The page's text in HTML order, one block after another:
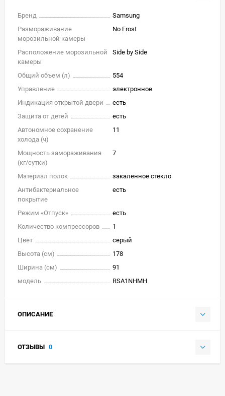
Бренд
Samsung
Размораживание
морозильной камеры
No Frost
Расположение морозильной
камеры
Side by Side
Общий объем (л)
554
Управление
электронное
Индикация открытой двери
есть
Защита от детей
есть
Автономное сохранение
холода (ч)
11
Мощность замораживания
(кг/cутки)
7
Материал полок
закаленное стекло
Антибактериальное
покрытие
есть
Режим «Отпуск»
есть
Количество компрессоров
1
Цвет
серый
Высота (см)
178
Ширина (см)
91
модель
RSA1NHMH
ОПИСАНИЕ
ОТЗЫВЫ 0